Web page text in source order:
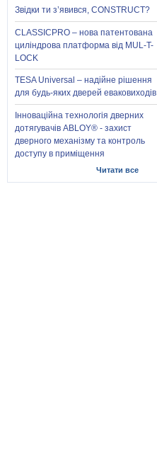
Звідки ти з’явився, CONSTRUCT?
CLASSICPRO – нова патентована
циліндрова платформа від MUL-T-
LOCK
TESA Universal – надійне рішення
для будь-яких дверей еваковиходів
Інноваційна технологія дверних
дотягувачів ABLOY® - захист
дверного механізму та контроль
доступу в приміщення
Читати все